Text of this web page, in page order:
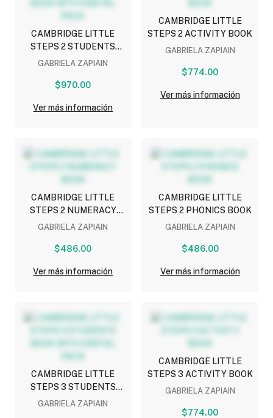
CAMBRIDGE LITTLE
STEPS 2 STUDENTS
BOOK WITH DIGITAL
GABRIELA ZAPIAIN
$970.00
Ver más información
CAMBRIDGE LITTLE
STEPS 2 ACTIVITY BOOK
GABRIELA ZAPIAIN
$774.00
Ver más información
CAMBRIDGE LITTLE
STEPS 2 NUMERACY
BOOK
GABRIELA ZAPIAIN
$486.00
Ver más información
CAMBRIDGE LITTLE
STEPS 2 PHONICS BOOK
GABRIELA ZAPIAIN
$486.00
Ver más información
CAMBRIDGE LITTLE
STEPS 3 STUDENTS
BOOK WITH DIGITAL
GABRIELA ZAPIAIN
CAMBRIDGE LITTLE
STEPS 3 ACTIVITY BOOK
GABRIELA ZAPIAIN
$774.00